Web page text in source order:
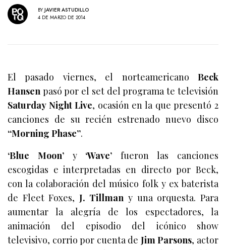
BY JAVIER ASTUDILLO
4 DE MARZO DE 2014
El pasado viernes, el norteamericano Beck
Hansen pasó por el set del programa te televisión
Saturday Night Live, ocasión en la que presentó 2
canciones de su recién estrenado nuevo disco
“Morning Phase”.
‘Blue Moon’y ‘Wave’ fueron las canciones
escogidas e interpretadas en directo por Beck,
con la colaboración del músico folk y ex baterista
de Fleet Foxes, J. Tillman y una orquesta. Para
aumentar la alegría de los espectadores, la
animación del episodio del icónico show
televisivo, corrio por cuenta de Jim Parsons, actor